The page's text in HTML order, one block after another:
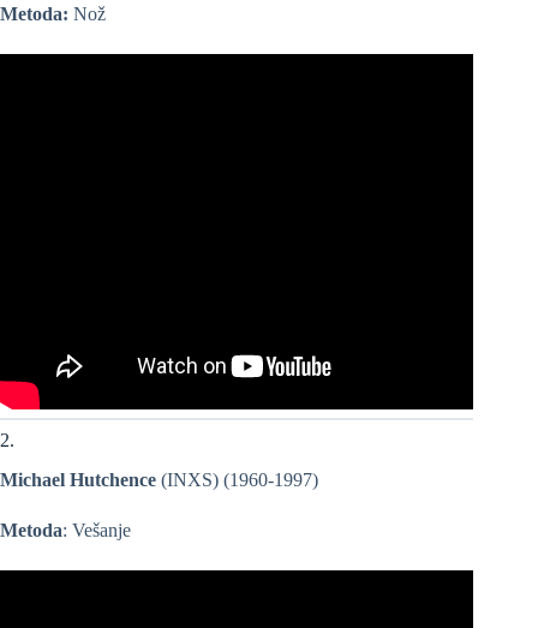
Metoda: Nož
2.
Michael Hutchence (INXS) (1960-1997)
Metoda: Vešanje